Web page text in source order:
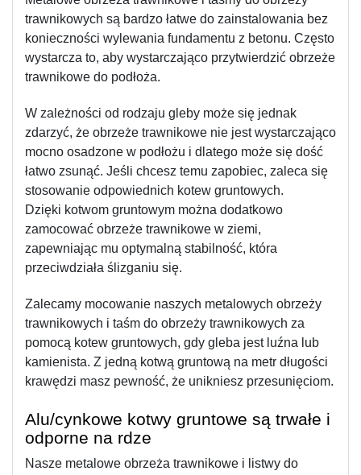
trawnikowych są bardzo łatwe do zainstalowania bez
konieczności wylewania fundamentu z betonu. Często
wystarcza to, aby wystarczająco przytwierdzić obrzeże
trawnikowe do podłoża.
W zależności od rodzaju gleby może się jednak
zdarzyć, że obrzeże trawnikowe nie jest wystarczająco
mocno osadzone w podłożu i dlatego może się dość
łatwo zsunąć. Jeśli chcesz temu zapobiec, zaleca się
stosowanie odpowiednich kotew gruntowych.
Dzięki kotwom gruntowym można dodatkowo
zamocować obrzeże trawnikowe w ziemi,
zapewniając mu optymalną stabilność, która
przeciwdziała ślizganiu się.
Zalecamy mocowanie naszych metalowych obrzeży
trawnikowych i taśm do obrzeży trawnikowych za
pomocą kotew gruntowych, gdy gleba jest luźna lub
kamienista. Z jedną kotwą gruntową na metr długości
krawędzi masz pewność, że unikniesz przesunięciom.
Alu/cynkowe kotwy gruntowe są trwałe i
odporne na rdze
Nasze metalowe obrzeża trawnikowe i listwy do